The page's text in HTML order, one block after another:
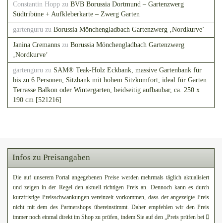
Constantin Hopp zu BVB Borussia Dortmund – Gartenzwerg
Südtribüne + Aufkleberkarte – Zwerg Garten
gartenguru zu Borussia Mönchengladbach Gartenzwerg ‚Nordkurve‘
Janina Cremanns zu Borussia Mönchengladbach Gartenzwerg
‚Nordkurve‘
gartenguru zu SAM® Teak-Holz Eckbank, massive Gartenbank für
bis zu 6 Personen, Sitzbank mit hohem Sitzkomfort, ideal für Garten
Terrasse Balkon oder Wintergarten, beidseitig aufbaubar, ca. 250 x
190 cm [521216]
Infos zu Preisangaben
Die auf unserem Portal angegebenen Preise werden mehrmals täglich aktualisiert
und zeigen in der Regel den aktuell richtigen Preis an. Dennoch kann es durch
kurzfristige Preisschwankungen vereinzelt vorkommen, dass der angezeigte Preis
nicht mit dem des Partnershops übereinstimmt. Daher empfehlen wir den Preis
immer noch einmal direkt im Shop zu prüfen, indem Sie auf den „Preis prüfen bei